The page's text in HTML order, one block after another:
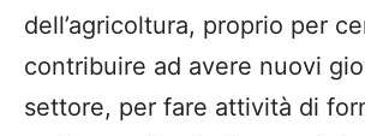
dell’agricoltura, proprio per
contribuire ad avere nuovi
settore, per fare attività di